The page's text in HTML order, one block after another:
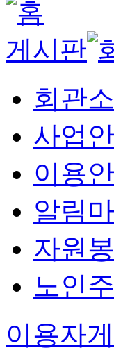
게시판
회관
사업
이용
알림
자원
노인
이용자